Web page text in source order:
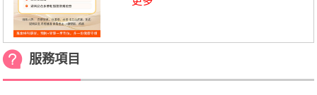
服務項目